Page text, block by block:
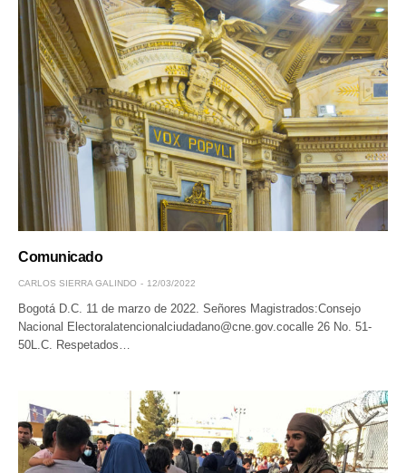
Comunicado
CARLOS SIERRA GALINDO 12/03/2022
Bogotá D.C. 11 de marzo de 2022. Señores Magistrados:Consejo
Nacional Electoralatencionalciudadano@cne.gov.cocalle 26 No. 51-
50L.C. Respetados…